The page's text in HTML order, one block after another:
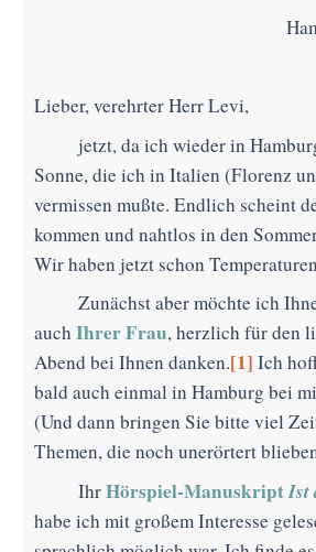
Lieber, verehrter Herr Levi,
jetzt, da ich wieder in
Sonne, die ich in Italien (Florenz
vermissen mußte. Endlich scheint
kommen und nahtlos in den
Wir haben jetzt schon
Zunächst aber möchte ich
auch Ihrer Frau, herzlich für den
Abend bei Ihnen danken.[1] Ich
bald auch einmal in Hamburg bei
(Und dann bringen Sie bitte viel
Themen, die noch unerörtert
IhrHörspiel-ManuskriptIst
habe ich mit großem Interesse